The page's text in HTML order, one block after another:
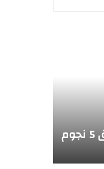
فندق روتانا عمان بالاردن : فندق 5 نجوم